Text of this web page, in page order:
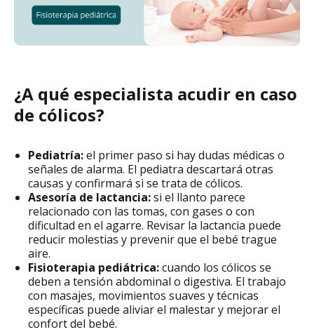
¿A qué especialista acudir en caso
de cólicos?
Pediatría:el primer paso si hay dudas médicas o
señales de alarma. El pediatra descartará otras
causas y confirmará si se trata de cólicos.
Asesoría de lactancia:si el llanto parece
relacionado con las tomas, con gases o con
dificultad en el agarre. Revisar la lactancia puede
reducir molestias y prevenir que el bebé trague
aire.
Fisioterapia pediátrica:cuando los cólicos se
deben a tensión abdominal o digestiva. El trabajo
con masajes, movimientos suaves y técnicas
específicas puede aliviar el malestar y mejorar el
confort del bebé.